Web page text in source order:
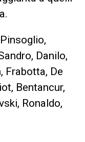
Danilo,
Frabotta, De
Bentancur,
Ronaldo,